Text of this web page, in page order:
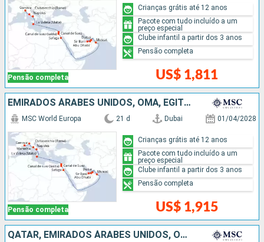
Pensão completa US$ 1,811
Crianças grátis até 12 anos
Pacote com tudo incluído a um
preço especial
Clube infantil a partir dos 3 anos
Pensão completa
EMIRADOS ÁRABES UNIDOS, OMÃ, EGITO, MALTA, ITÁLIA, FRANCIA
Pensão completa
MSC World Europa 21 d Dubai 01/04/2028
US$ 1,915
Crianças grátis até 12 anos
Pacote com tudo incluído a um
preço especial
Clube infantil a partir dos 3 anos
Pensão completa
QATAR, EMIRADOS ÁRABES UNIDOS, OMÃ, EGITO, MALTA, ITÁLIA